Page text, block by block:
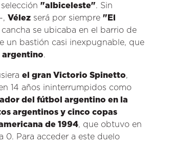
"albiceleste". Sin
, Vélez será por siempre "El
se ubicaba en el barrio de
un bastión casi inexpugnable, que
argentino.
el gran Victorio Spinetto,
14 años ininterrumpidos como
del fútbol argentino en la
argentinos y cinco copas
de 1994, que obtuvo en
0. Para acceder a este duelo